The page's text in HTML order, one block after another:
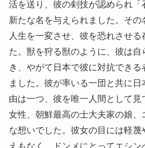
活を送り、彼の剣技が認められ「
新たな名を与えられました。その
人生を一変させ、彼を恐れさせる
た。獣を狩る獣のように、彼は自
き、やがて日本で彼に対抗できる
ました。彼が率いる一団と共に日
由は一つ、彼を唯一人間として見
女性、朝鮮最高の士大夫家の娘、
な想いでした。彼女の目には軽蔑
えもなく、ドンメにとってエシン